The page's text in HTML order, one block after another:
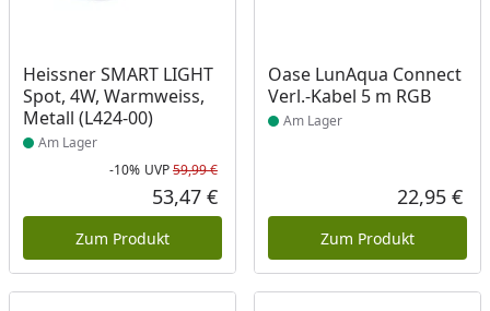
Heissner SMART LIGHT
Spot, 4W, Warmweiss,
Metall (L424-00)
Produkt am Lager
Am Lager
Rabatt in Prozent
-10%
Ursprünglicher Preis
UVP59,99 €
Aktueller Preis
53,47 €
Zum Produkt
Oase LunAqua Connect
Verl.-Kabel 5 m RGB
Produkt am Lager
Am Lager
22,95 €
Zum Produkt